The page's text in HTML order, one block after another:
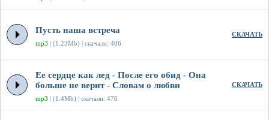
Пусть наша встреча
mp3 | (1.23Mb) | скачали: 406
СКАЧАТЬ
Ее сердце как лед - После его обид - Она
больше не верит - Словам о любви
mp3 | (1.4Mb) | скачали: 476
СКАЧАТЬ